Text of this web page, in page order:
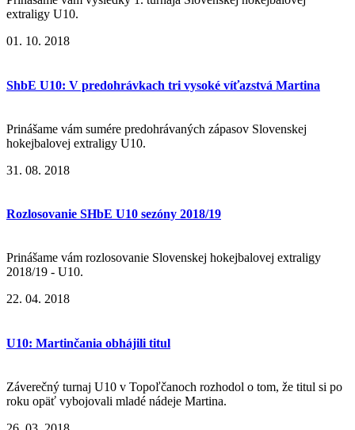
extraligy U10.
01. 10. 2018
ShbE U10: V predohrávkach tri vysoké víťazstvá Martina
Prinášame vám sumére predohrávaných zápasov Slovenskej
hokejbalovej extraligy U10.
31. 08. 2018
Rozlosovanie SHbE U10 sezóny 2018/19
Prinášame vám rozlosovanie Slovenskej hokejbalovej extraligy
2018/19 - U10.
22. 04. 2018
U10: Martinčania obhájili titul
Záverečný turnaj U10 v Topoľčanoch rozhodol o tom, že titul si po
roku opäť vybojovali mladé nádeje Martina.